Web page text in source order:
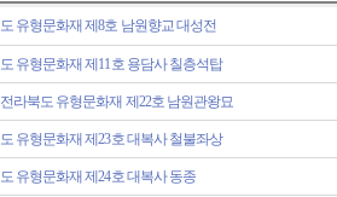
도 유형문화재 제8호 남원향교 대성전
도 유형문화재 제11호 용담사 칠층석탑
전라북도 유형문화재 제22호 남원관왕묘
도 유형문화재 제23호 대복사 철불좌상
도 유형문화재 제24호 대복사 동종